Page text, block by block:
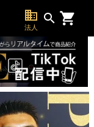
business
法人
search